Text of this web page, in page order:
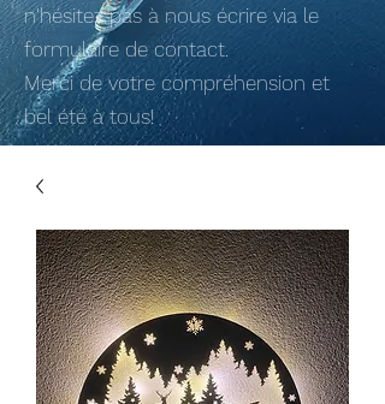
n'hésitez pas à nous écrire via le
formulaire de contact.
Merci de votre compréhension et
bel été à tous!